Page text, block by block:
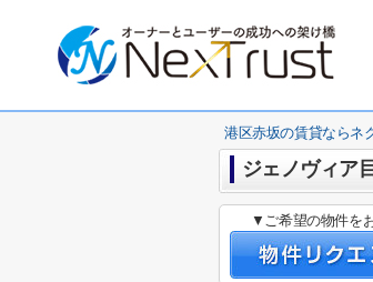
港区赤坂の賃貸ならネ
ジェノヴィア
▼ご希望の物件を